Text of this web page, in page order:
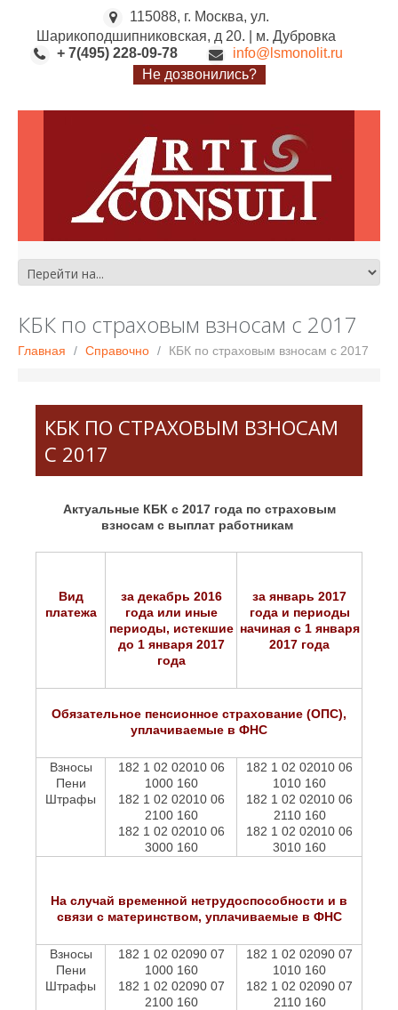
115088, г. Москва, ул.
Шарикоподшипниковская, д 20. | м. Дубровка
+ 7(495) 228-09-78
info@lsmonolit.ru
Не дозвонились?
КБК по страховым взносам с 2017
Главная Справочно КБК по страховым взносам с 2017
КБК ПО СТРАХОВЫМ ВЗНОСАМ
С 2017
Актуальные КБК с 2017 года по страховым
взносам с выплат работникам
Вид
платежа
за декабрь 2016
года или иные
периоды, истекшие
до 1 января 2017
года
за январь 2017
года и периоды
начиная с 1 января
2017 года
Обязательное пенсионное страхование (ОПС),
уплачиваемые в ФНС
Взносы
Пени
Штрафы
182 1 02 02010 06
1000 160
182 1 02 02010 06
2100 160
182 1 02 02010 06
3000 160
182 1 02 02010 06
1010 160
182 1 02 02010 06
2110 160
182 1 02 02010 06
3010 160
На случай временной нетрудоспособности и в
связи с материнством, уплачиваемые в ФНС
Взносы
Пени
Штрафы
182 1 02 02090 07
1000 160
182 1 02 02090 07
2100 160
182 1 02 02090 07
1010 160
182 1 02 02090 07
2110 160